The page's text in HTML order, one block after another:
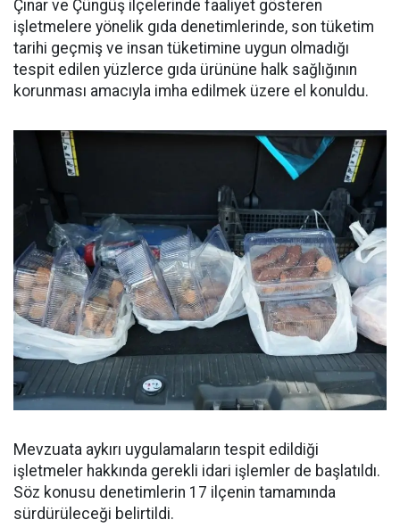
Çınar ve Çüngüş ilçelerinde faaliyet gösteren
işletmelere yönelik gıda denetimlerinde, son tüketim
tarihi geçmiş ve insan tüketimine uygun olmadığı
tespit edilen yüzlerce gıda ürününe halk sağlığının
korunması amacıyla imha edilmek üzere el konuldu.
Mevzuata aykırı uygulamaların tespit edildiği
işletmeler hakkında gerekli idari işlemler de başlatıldı.
Söz konusu denetimlerin 17 ilçenin tamamında
sürdürüleceği belirtildi.